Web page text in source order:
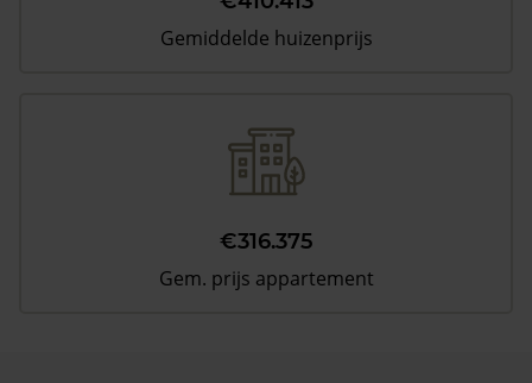
Gemiddelde huizenprijs
€316.375
Gem. prijs appartement